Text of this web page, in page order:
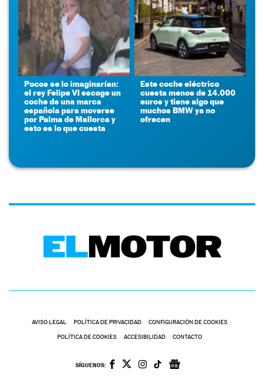
Pocos se lo imaginarían:
el rey Felipe VI escoge un
coche de una marca
española para moverse
por Palma de Mallorca y
esto es lo que cuesta
Este coche eléctrico
cuesta menos de 14.000
euros y tiene algo que
muchos BMW ya no
ofrecen
AVISO LEGAL POLÍTICA DE PRIVACIDAD CONFIGURACIÓN DE COOKIES
POLÍTICA DE COOKIES ACCESIBILIDAD CONTACTO
SÍGUENOS: